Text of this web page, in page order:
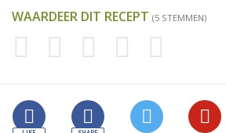
WAARDEER DIT RECEPT (5 STEMMEN)